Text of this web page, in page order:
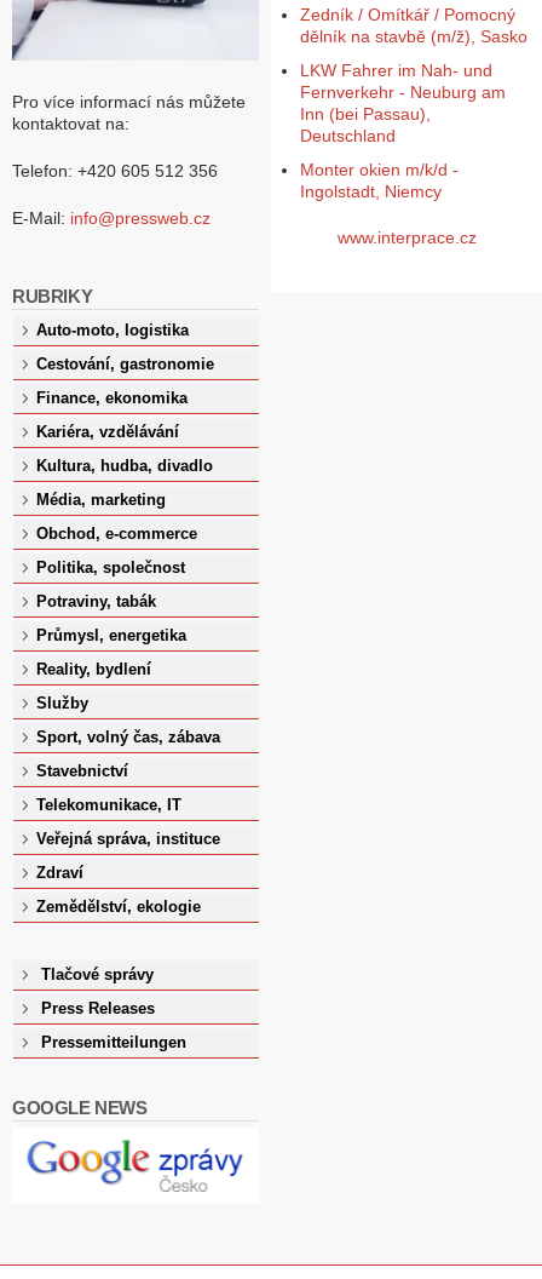
Pro více informací nás můžete
kontaktovat na:
Telefon: +420 605 512 356
E-Mail: info@pressweb.cz
RUBRIKY
Auto-moto, logistika
Cestování, gastronomie
Finance, ekonomika
Kariéra, vzdělávání
Kultura, hudba, divadlo
Média, marketing
Obchod, e-commerce
Politika, společnost
Potraviny, tabák
Průmysl, energetika
Reality, bydlení
Služby
Sport, volný čas, zábava
Stavebnictví
Telekomunikace, IT
Veřejná správa, instituce
Zdraví
Zemědělství, ekologie
Tlačové správy
Press Releases
Pressemitteilungen
GOOGLE NEWS
Zedník / Omítkář / Pomocný
dělník na stavbě (m/ž), Sasko
LKW Fahrer im Nah- und
Fernverkehr - Neuburg am
Inn (bei Passau),
Deutschland
Monter okien m/k/d -
Ingolstadt, Niemcy
www.interprace.cz